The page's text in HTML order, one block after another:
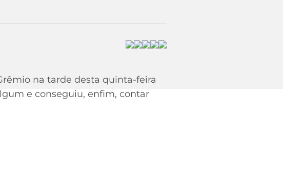
na tarde desta quinta-feira
e conseguiu, enfim, contar